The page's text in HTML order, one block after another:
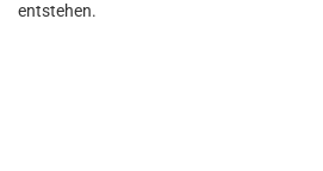
entstehen.